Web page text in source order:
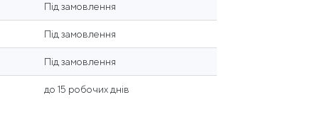
Під замовлення
Під замовлення
Під замовлення
до 15 робочих днів